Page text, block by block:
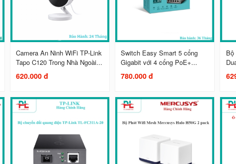
Camera An Ninh WiFi TP-Link
Tapo C120 Trong Nhà Ngoài...
620.000 đ
Switch Easy Smart 5 cổng
Gigabit với 4 cổng PoE+...
780.000 đ